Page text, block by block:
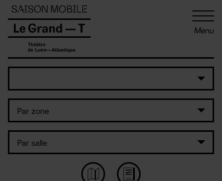
Menu
Panneau de gestion des cookies